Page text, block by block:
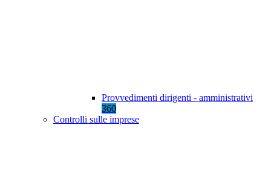
Provvedimenti dirigenti - amministrativi
360
Controlli sulle imprese